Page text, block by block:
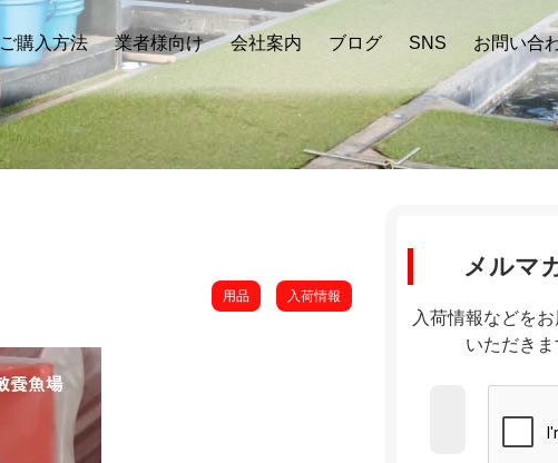
ご購入方法 業者様向け 会社案内 ブログ SNS お問い合
用品 入荷情報
メルマ
入荷情報などを
いただきま